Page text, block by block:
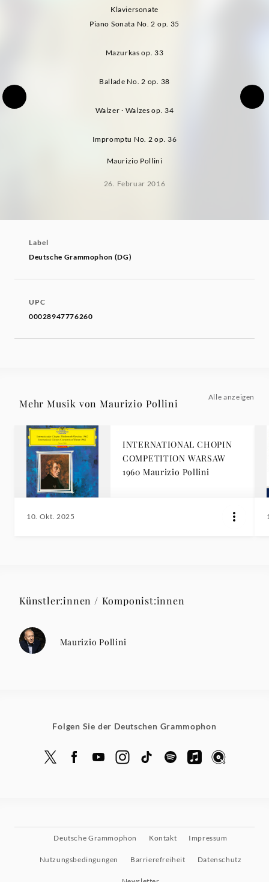
Klaviersonate
Piano Sonata No. 2 op. 35
Mazurkas op. 33
Ballade No. 2 op. 38
Walzer · Walzes op. 34
Impromptu No. 2 op. 36
Maurizio Pollini
26. Februar 2016
Label
Deutsche Grammophon (DG)
UPC
00028947776260
Mehr Musik von Maurizio Pollini
Alle anzeigen
INTERNATIONAL CHOPIN
COMPETITION WARSAW
1960 Maurizio Pollini
10. Okt. 2025
Künstler:innen / Komponist:innen
Maurizio Pollini
Folgen Sie der Deutschen Grammophon
Deutsche Grammophon Kontakt Impressum
Nutzungsbedingungen Barrierefreiheit Datenschutz